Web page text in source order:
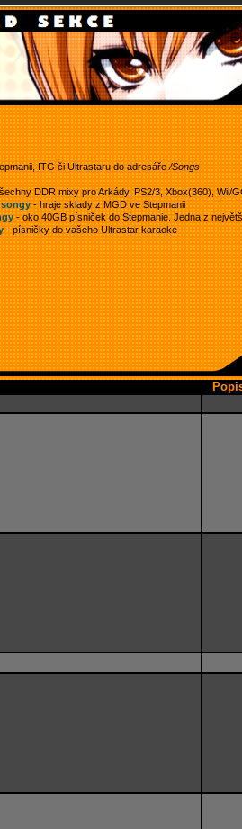
ITG či Ultrastaru do adresáře/Songs
DDR mixy pro Arkády, PS2/3, Xbox(360), Wii/
- hraje sklady z MGD ve Stepmanii
- oko 40GB písniček do Stepmanie. Jedna z
- písničky do vašeho Ultrastar karaoke